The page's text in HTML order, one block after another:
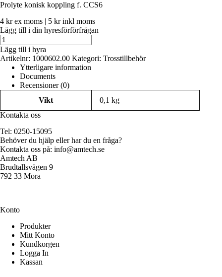
Prolyte konisk koppling f. CCS6
4 krex moms | 5 krinkl moms
Lägg till i din hyresförförfrågan
Prolyte
konisk
koppling
f.
mängd
Lägg till i hyra
Artikelnr: 1000602.00 Kategori: Trosstillbehör
Ytterligare information
Documents
Recensioner (0)
Vikt
0,1 kg
Kontakta oss
Tel: 0250-15095
Behöver du hjälp eller har du en fråga?
Kontakta oss på: info@amtech.se
Amtech AB
Brudtallsvägen 9
792 33 Mora
Konto
Produkter
Mitt Konto
Kundkorgen
Logga In
Kassan